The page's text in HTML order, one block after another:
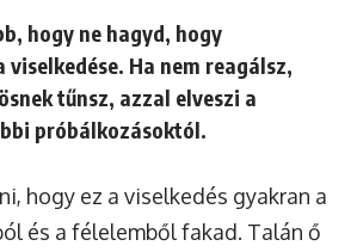
hogy ne hagyd, hogy
Ha nem reagálsz,
tűnsz, azzal elveszi a
próbálkozásoktól.
hogy ez a viselkedés gyakran a
és a félelemből fakad. Talán ő